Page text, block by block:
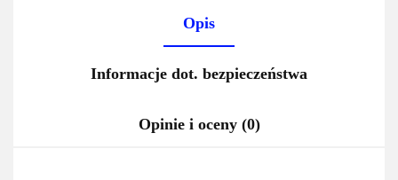
Opis
Informacje dot. bezpieczeństwa
Opinie i oceny (0)